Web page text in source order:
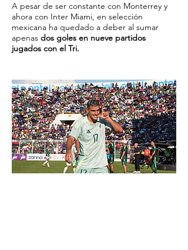
A pesar de ser constante con Monterrey y
ahora con Inter Miami, en selección
mexicana ha quedado a deber al sumar
apenas dos goles en nueve partidos
jugados con el Tri.